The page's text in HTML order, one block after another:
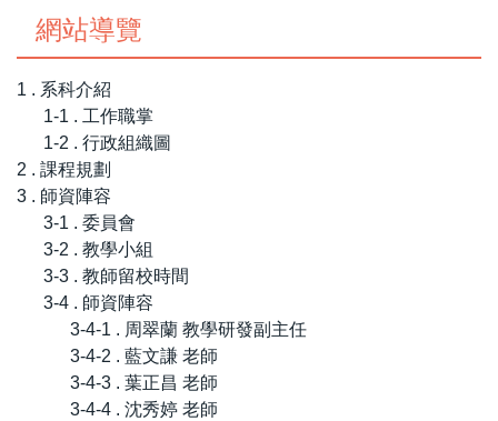
網站導覽
1 . 系科介紹
1-1 . 工作職掌
1-2 . 行政組織圖
2 . 課程規劃
3 . 師資陣容
3-1 . 委員會
3-2 . 教學小組
3-3 . 教師留校時間
3-4 . 師資陣容
3-4-1 . 周翠蘭 教學研發副主任
3-4-2 . 藍文謙 老師
3-4-3 . 葉正昌 老師
3-4-4 . 沈秀婷 老師